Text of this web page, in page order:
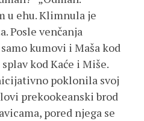
u ehu. Klimnula je
Posle venčanja
kumovi i Maša kod
kod Kaće i Miše.
poklonila svoj
prekookeanski brod
pored njega se